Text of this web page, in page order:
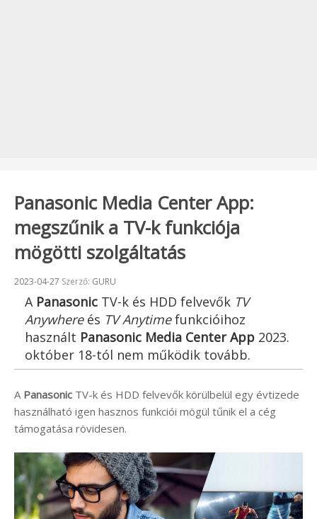
Panasonic Media Center App:
megszűnik a TV-k funkciója
mögötti szolgáltatás
Beküldve:
2023-04-27 Szerző: GURU
A Panasonic TV-k és HDD felvevők TV
Anywhere és TV Anytimefunkcióihoz
használt Panasonic Media Center App 2023.
október 18-tól nem működik tovább.
A Panasonic TV-k és HDD felvevők körülbelül egy évtizede
használható igen hasznos funkciói mögül tűnik el a cég
támogatása rövidesen.